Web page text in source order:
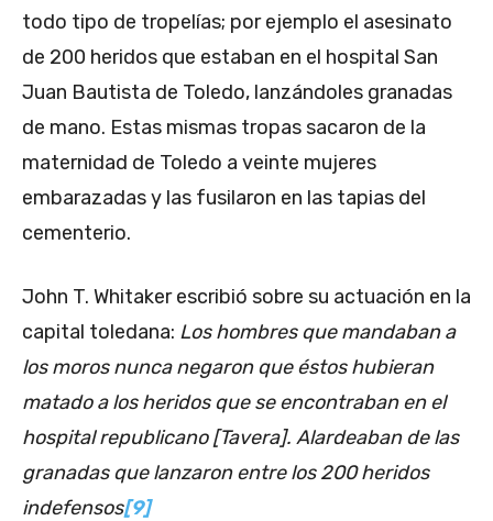
todo tipo de tropelías; por ejemplo el asesinato
de 200 heridos que estaban en el hospital San
Juan Bautista de Toledo, lanzándoles granadas
de mano. Estas mismas tropas sacaron de la
maternidad de Toledo a veinte mujeres
embarazadas y las fusilaron en las tapias del
cementerio.
John T. Whitaker escribió sobre su actuación en la
capital toledana: Los hombres que mandaban a
los moros nunca negaron que éstos hubieran
matado a los heridos que se encontraban en el
hospital republicano [Tavera]. Alardeaban de las
granadas que lanzaron entre los 200 heridos
indefensos[9]